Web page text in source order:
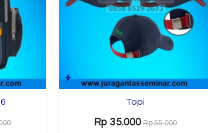
Topi
Rp 35.000 Rp 55.000